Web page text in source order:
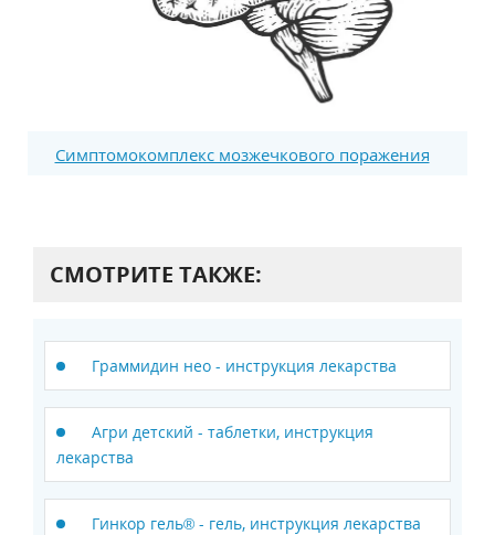
Симптомокомплекс мозжечкового поражения
СМОТРИТЕ ТАКЖЕ:
Граммидин нео - инструкция лекарства
Агри детский - таблетки, инструкция
лекарства
Гинкор гель® - гель, инструкция лекарства